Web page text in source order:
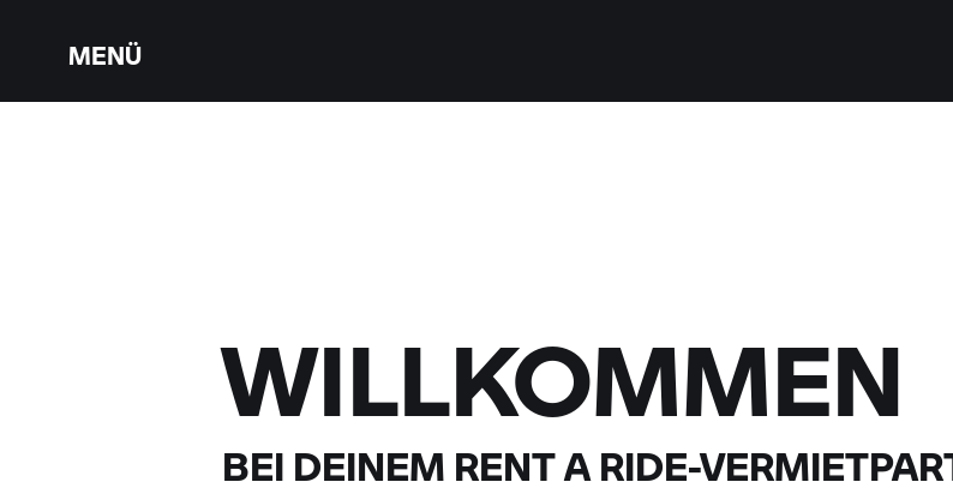
MENÜ
WILLKOMMEN
BEI DEINEM RENT A RIDE-